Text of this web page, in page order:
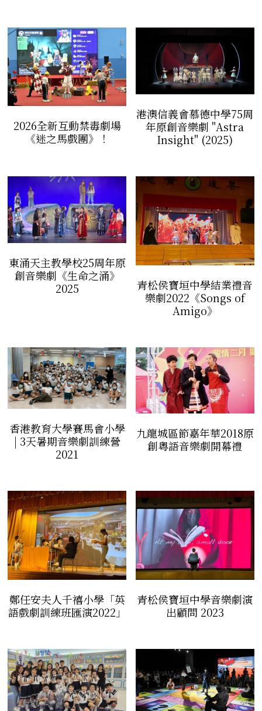
2026全新互動禁毒劇場
《迷之馬戲團》！
港澳信義會慕德中學75周
年原創音樂劇 "Astra
Insight" (2025)
東涌天主教學校25周年原
創音樂劇《生命之涌》
2025
青松侯寶垣中學結業禮音
樂劇2022《Songs of
Amigo》
香港教育大學賽馬會小學
| 3天暑期音樂劇訓練營
2021
九龍城區節嘉年華2018原
創粵語音樂劇開幕禮
鄭任安夫人千禧小學「英
語戲劇訓練班匯演2022」
青松侯寶垣中學音樂劇演
出顧問 2023